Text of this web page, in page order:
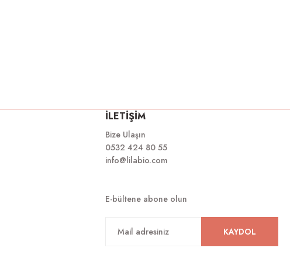
İLETİŞİM
Bize Ulaşın
0532 424 80 55
info@lilabio.com
E-bültene abone olun
KAYDOL